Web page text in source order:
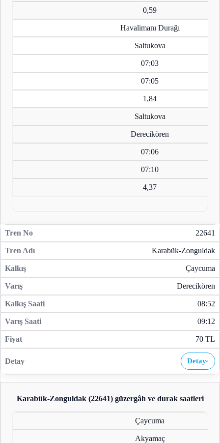
0,59
Havalimanı Durağı
Saltukova
07:03
07:05
1,84
Saltukova
Derecikören
07:06
07:10
4,37
22641
Karabük-Zonguldak
Çaycuma
Derecikören
08:52
09:12
70 TL
Detay›
Karabük-Zonguldak (22641)güzergâh ve durak saatleri
Çaycuma
Akyamaç